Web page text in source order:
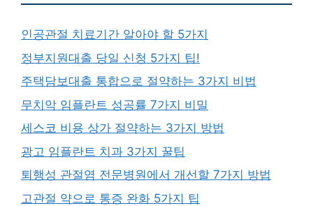
인공관절 치료기간 알아야 할 5가지
정부지원대출 당일 신청 5가지 팁!
주택담보대출 통합으로 절약하는 3가지 비법
무치악 임플란트 성공률 7가지 비밀
세스코 비용 상가 절약하는 3가지 방법
광고 임플란트 치과 3가지 꿀팁
퇴행성 관절염 전문병원에서 개선할 7가지 방법
고관절 약으로 통증 완화 5가지 팁